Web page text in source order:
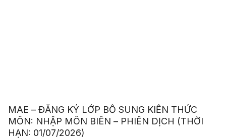
MAE – ĐĂNG KÝ LỚP BỔ SUNG KIẾN THỨC
MÔN: NHẬP MÔN BIÊN – PHIÊN DỊCH (THỜI
HẠN: 01/07/2026)